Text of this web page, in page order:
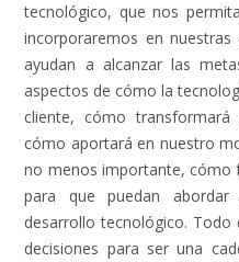
tecnológico, que nos
incorporaremos en
ayudan a alcanzar las
aspectos de cómo la
cliente, cómo transformará
cómo aportará en nuestro
no menos importante, cómo
para que puedan
desarrollo tecnológico.
decisiones para ser una